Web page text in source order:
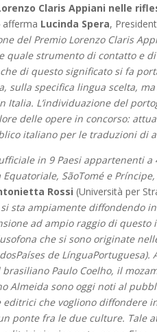
Claris Appiani nelle
afferma Lucinda Spera,
del Premio Lorenzo Claris
quale strumento di contatto e
di questo significato si fa
sulla specifica lingua scelta,
L’individuazione del
delle opere in concorso:
italiano per le traduzioni di
in 9 Paesi appartenenti
Equatoriale, SãoTomé e
Rossi (Università per
sta ampiamente diffondendo
ad ampio raggio di
che si sono originate
de
Paulo Coelho, il
Almeida sono oggi noti al
che vogliono diffondere
ponte fra le due culture. Tale